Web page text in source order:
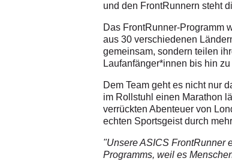
und den FrontRunnern steht
Das FrontRunner-Programm
aus 30 verschiedenen
gemeinsam, sondern teilen
Laufanfänger*innen bis hin
Dem Team geht es nicht nur
im Rollstuhl einen Marathon
verrückten Abenteuer von
echten Sportsgeist durch
"Unsere ASICS FrontRunner
Programms, weil es